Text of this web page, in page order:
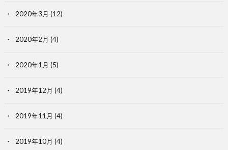
2020年3月 (12)
2020年2月 (4)
2020年1月 (5)
2019年12月 (4)
2019年11月 (4)
2019年10月 (4)